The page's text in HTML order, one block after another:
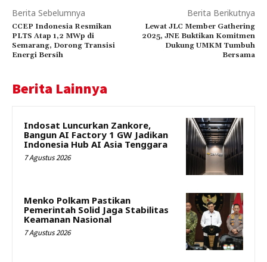
Berita Sebelumnya
CCEP Indonesia Resmikan
PLTS Atap 1,2 MWp di
Semarang, Dorong Transisi
Energi Bersih
Berita Berikutnya
Lewat JLC Member Gathering
2025, JNE Buktikan Komitmen
Dukung UMKM Tumbuh
Bersama
Berita Lainnya
Indosat Luncurkan Zankore,
Bangun AI Factory 1 GW Jadikan
Indonesia Hub AI Asia Tenggara
7 Agustus 2026
Menko Polkam Pastikan
Pemerintah Solid Jaga Stabilitas
Keamanan Nasional
7 Agustus 2026